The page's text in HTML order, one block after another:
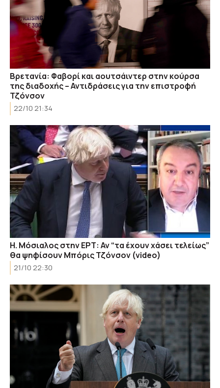
Βρετανία: Φαβορί και αουτσάιντερ στην κούρσα
της διαδοχής – Αντιδράσεις για την επιστροφή
Τζόνσον
22/10 21:34
Η. Μόσιαλος στην ΕΡΤ: Αν “τα έχουν χάσει τελείως”
θα ψηφίσουν Μπόρις Τζόνσον (video)
21/10 22:30